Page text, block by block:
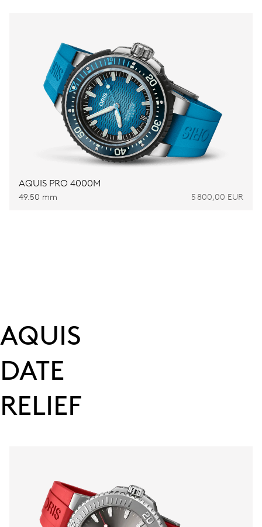
AQUIS PRO 4000M
49.50 mm 5 800,00 EUR
AQUIS
DATE
RELIEF